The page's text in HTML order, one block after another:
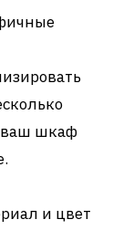
ваш шкаф
и цвет